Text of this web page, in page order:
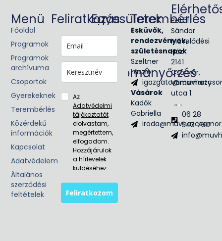
Petőfi
Sándor
Művelődési
Ház
2141
Csömör,
Vörösmarty
utca 1.
06 28
543 790
Terembérlés
Esküvők,
rendezvények,
születésnapok
Szeltner
László
Vásárok
Kadók
Gabriella
Egyesületek
egyesület
Hagyományőrzés
Néptánc
Feliratkozás
Az
Adatvédelmi
tájékoztatót
elolvastam,
megértettem,
elfogadom.
Hozzájárulok
a hírlevelek
küldéséhez.
Feliratkozom
Menü
Főoldal
Programok
Programok
archívuma
Csoportok
Gyerekeknek
Terembérlés
Közérdekű
információk
Kapcsolat
Adatvédelem
Általános
szerződési
feltételek